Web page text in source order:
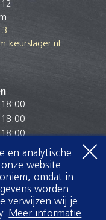
18:00
18:00
18:00
18:00
17:00
en analytische
website
omdat in
worden
verwijzen wij je
Meer informatie